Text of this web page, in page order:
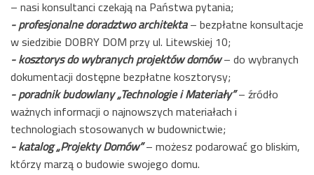
– nasi konsultanci czekają na Państwa pytania;
- profesjonalne doradztwo architekta– bezpłatne konsultacje
w siedzibie DOBRY DOM przy ul. Litewskiej 10;
- kosztorys do wybranych projektów domów– do wybranych
dokumentacji dostępne bezpłatne kosztorysy;
- poradnik budowlany „Technologie i Materiały”– źródło
ważnych informacji o najnowszych materiałach i
technologiach stosowanych w budownictwie;
- katalog „Projekty Domów”– możesz podarować go bliskim,
którzy marzą o budowie swojego domu.